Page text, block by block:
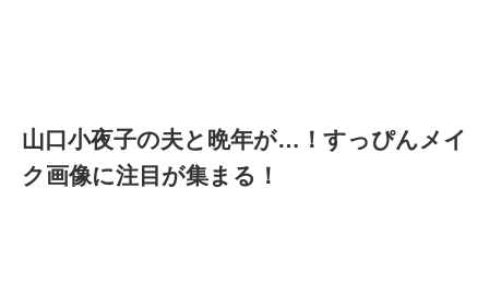
山口小夜子の夫と晩年が…！すっぴんメイ
ク画像に注目が集まる！